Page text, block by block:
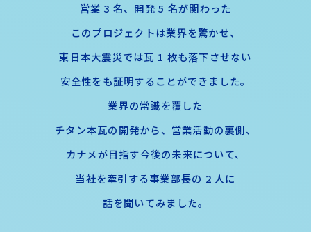
営業 3 名、開発 5 名が関わった
このプロジェクトは業界を驚かせ、
東日本大震災では瓦 1 枚も落下させない
安全性をも証明することができました。
業界の常識を覆した
チタン本瓦の開発から、営業活動の裏側、
カナメが目指す今後の未来について、
当社を牽引する事業部長の 2 人に
話を聞いてみました。